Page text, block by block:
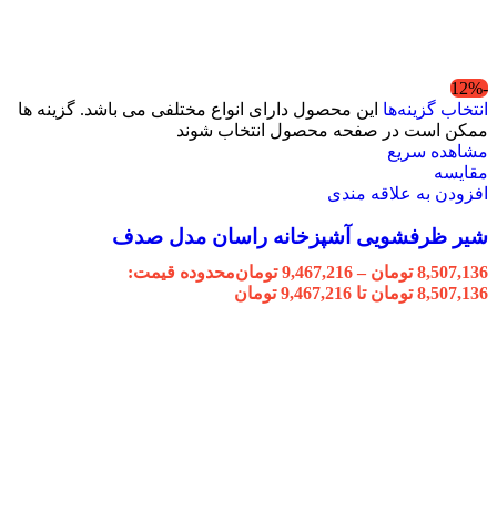
-12%
انتخاب گزینه‌ها این محصول دارای انواع مختلفی می باشد. گزینه ها
ممکن است در صفحه محصول انتخاب شوند
مشاهده سریع
مقایسه
افزودن به علاقه مندی
شیر ظرفشویی آشپزخانه راسان مدل صدف
8,507,136 تومان –
9,467,216 تومانمحدوده قیمت:
8,507,136 تومان تا 9,467,216 تومان